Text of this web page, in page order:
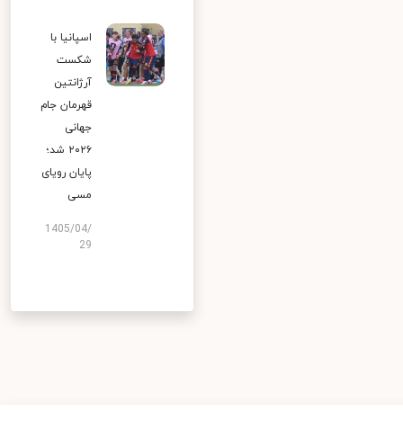
اسپانیا با
شکست
آرژانتین
قهرمان جام
جهانی
۲۰۲۶ شد؛
پایان رویای
مسی
1405/04/
29